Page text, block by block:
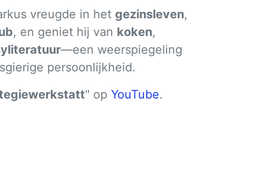
vreugde in het gezinsleven,
, en geniet hij van koken,
—een weerspiegeling
persoonlijkheid.
" op YouTube.